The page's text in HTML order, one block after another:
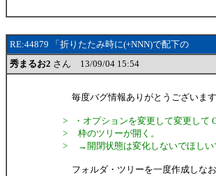
RE:44879 「折りたたみ時に(+NNN)で配下の
秀まるお2 さん 13/09/04 15:54
毎度バグ情報ありがとうございます
> ・オプションを変更して変更して
> 枠のツリーが開く。
> →開閉状態は変化しないでほしい
フォルダ・ツリーを一度作成しな